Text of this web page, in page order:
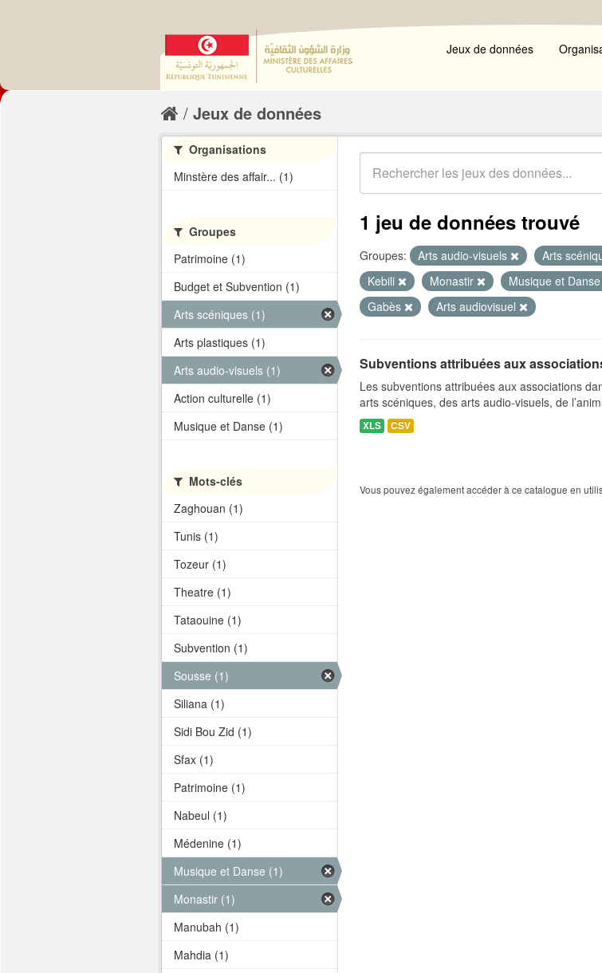
Jeux de données
Jeux de données
1 jeu de données trouvé
Groupes: Arts audio-visuels Arts
Kebili
Monastir Musique et Danse
Gabès
Arts audiovisuel
Subventions attribuées aux
Les subventions attribuées aux associations
arts scéniques, des arts audio-visuels, de
XLS CSV
Vous pouvez également accéder à ce catalogue en
Organisations
Minstère des affair... (1)
Groupes
Patrimoine (1)
Budget et Subvention (1)
Arts scéniques (1)
Arts plastiques (1)
Arts audio-visuels (1)
Action culturelle (1)
Musique et Danse (1)
Mots-clés
Zaghouan (1)
Tunis (1)
Tozeur (1)
Theatre (1)
Tataouine (1)
Subvention (1)
Sousse (1)
Siliana (1)
Sidi Bou Zid (1)
Sfax (1)
Patrimoine (1)
Nabeul (1)
Médenine (1)
Musique et Danse (1)
Monastir (1)
Manubah (1)
Mahdia (1)